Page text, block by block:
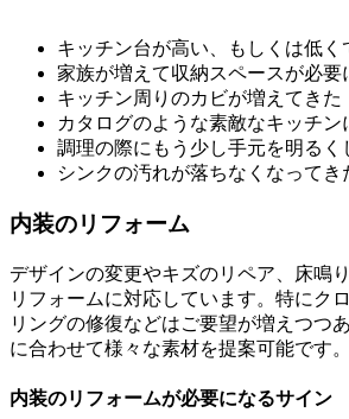
キッチン台が高い、もしくは低く
家族が増えて収納スペースが必要
キッチン周りのカビが増えてきた
カタログのような素敵なキッチン
調理の際にもう少し手元を明るく
シンクの汚れが落ちなくなってき
内装のリフォーム
デザインの変更やキズのリペア、床鳴
リフォームに対応しています。特にク
リングの修復などはご要望が増えつつ
に合わせて様々な素材を提案可能です。
内装のリフォームが必要になるサイン